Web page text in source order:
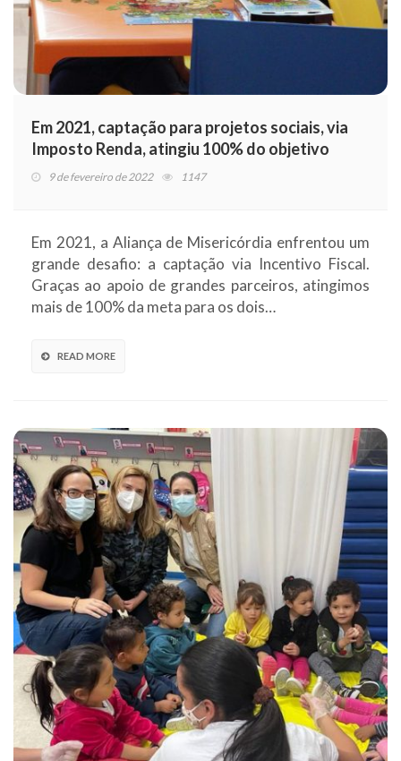
Em 2021, captação para projetos sociais, via
Imposto Renda, atingiu 100% do objetivo
9 de fevereiro de 2022 1147
Em 2021, a Aliança de Misericórdia enfrentou um
grande desafio: a captação via Incentivo Fiscal.
Graças ao apoio de grandes parceiros, atingimos
mais de 100% da meta para os dois…
READ MORE